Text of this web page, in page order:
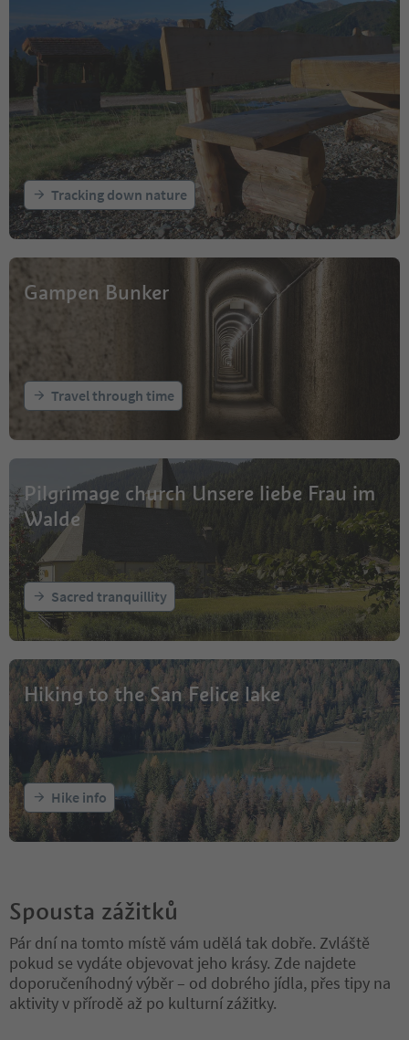
Tracking down nature
Gampen Bunker
Travel through time
Pilgrimage church Unsere liebe Frau im
Walde
Sacred tranquillity
Hiking to the San Felice lake
Hike info
Spousta zážitků
Pár dní na tomto místě vám udělá tak dobře. Zvláště
pokud se vydáte objevovat jeho krásy. Zde najdete
doporučeníhodný výběr – od dobrého jídla, přes tipy na
aktivity v přírodě až po kulturní zážitky.